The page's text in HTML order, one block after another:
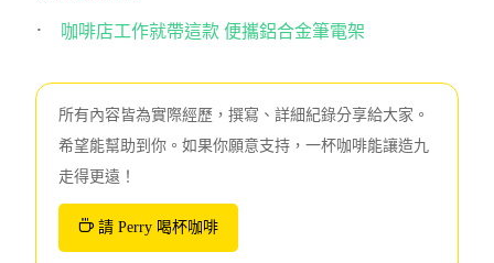
咖啡店工作就帶這款 便攜鋁合金筆電架
所有內容皆為實際經歷，撰寫、詳細紀錄分享給大家。
希望能幫助到你。如果你願意支持，一杯咖啡能讓造九
走得更遠！
請 Perry 喝杯咖啡